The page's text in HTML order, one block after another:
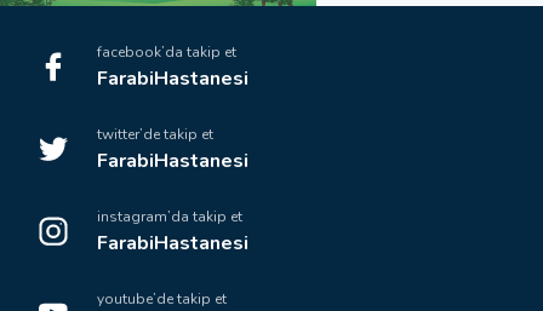
facebook’da takip et
FarabiHastanesi
twitter’de takip et
FarabiHastanesi
instagram’da takip et
FarabiHastanesi
youtube’de takip et